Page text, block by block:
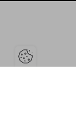
Ouvrir la